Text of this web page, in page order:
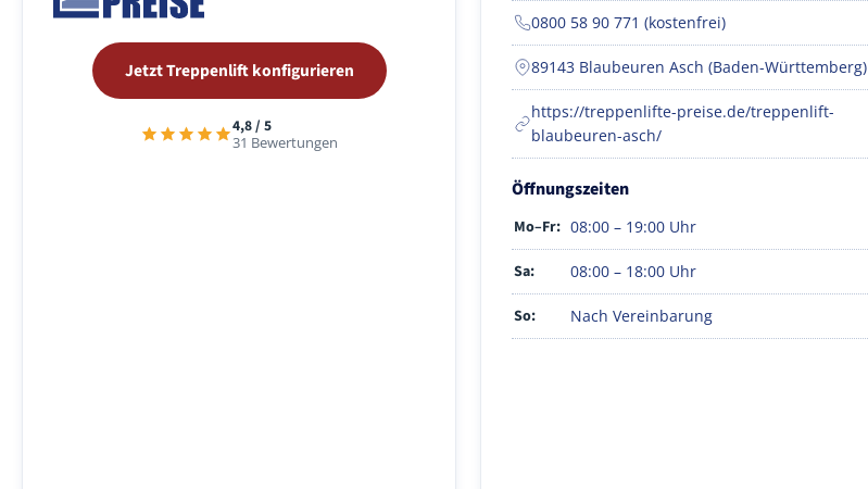
Jetzt Treppenlift konfigurieren
4,8 / 5
31 Bewertungen
0800 58 90 771 (kostenfrei)
89143 Blaubeuren Asch (Baden-Württemberg)
https://treppenlifte-preise.de/treppenlift-
blaubeuren-asch/
Öffnungszeiten
Mo–Fr: 08:00 – 19:00 Uhr
Sa: 08:00 – 18:00 Uhr
So: Nach Vereinbarung